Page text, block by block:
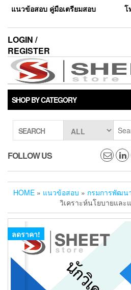
แนวข้อสอบ คู่มือเตรียมสอบ
โ
LOGIN /
REGISTER
SHOP BY CATEGORY
SEARCH
FOLLOW US
HOME » แนวข้อสอบ » กรมการพัฒ
วิเคราะห์นโยบายแล
ลดราคา!